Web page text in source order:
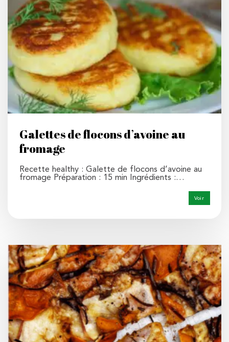
Galettes de flocons d’avoine au
fromage
Recette healthy : Galette de flocons d’avoine au
fromage Préparation : 15 min Ingrédients :…
Voir